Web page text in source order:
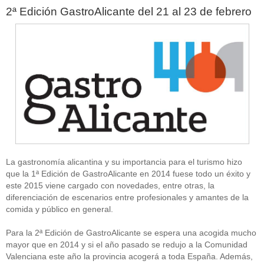
2ª Edición GastroAlicante del 21 al 23 de febrero
La gastronomía alicantina y su importancia para el turismo hizo
que la 1ª Edición de GastroAlicante en 2014 fuese todo un éxito y
este 2015 viene cargado con novedades, entre otras, la
diferenciación de escenarios entre profesionales y amantes de la
comida y público en general.
Para la 2ª Edición de GastroAlicante se espera una acogida mucho
mayor que en 2014 y si el año pasado se redujo a la Comunidad
Valenciana este año la provincia acogerá a toda España. Además,